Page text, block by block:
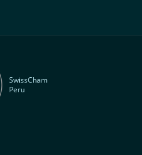
SwissCham
Peru